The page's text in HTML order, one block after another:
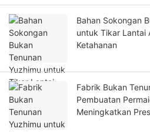
Bahan Sokongan
untuk Tikar Lantai
Ketahanan
Fabrik Bukan
Pembuatan
Meningkatkan